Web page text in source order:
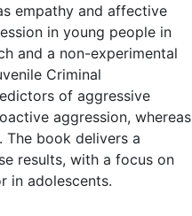
empathy and affective
in young people in
and a non-experimental
Criminal
of aggressive
aggression, whereas
The book delivers a
results, with a focus on
in adolescents.